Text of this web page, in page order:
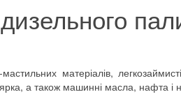
матеріалів,
а також машинні масла, нафта і